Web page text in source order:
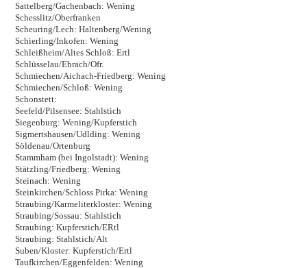
Sattelberg/Gachenbach: Wening
Schesslitz/Oberfranken
Scheuring/Lech: Haltenberg/Wening
Schierling/Inkofen: Wening
Schleißheim/Altes Schloß: Ertl
Schlüsselau/Ebrach/Ofr.
Schmiechen/Aichach-Friedberg: Wening
Schmiechen/Schloß: Wening
Schonstett:
Seefeld/Pilsensee: Stahlstich
Siegenburg: Wening/Kupferstich
Sigmertshausen/Udlding: Wening
Söldenau/Ortenburg
Stammham (bei Ingolstadt): Wening
Stätzling/Friedberg: Wening
Steinach: Wening
Steinkirchen/Schloss Pirka: Wening
Straubing/Karmeliterkloster: Wening
Straubing/Sossau: Stahlstich
Straubing: Kupferstich/ERtl
Straubing: Stahlstich/Alt
Suben/Kloster: Kupferstich/Ertl
Taufkirchen/Eggenfelden: Wening